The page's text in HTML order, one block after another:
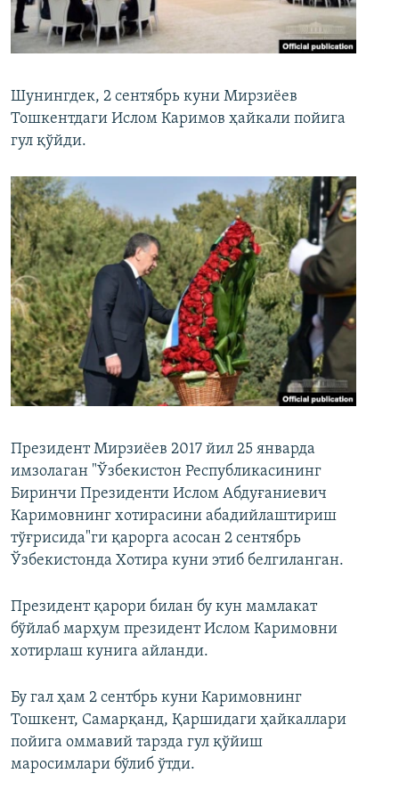
Шунингдек, 2 сентябрь куни Мирзиёев
Тошкентдаги Ислом Каримов ҳайкали пойига
гул қўйди.
Президент Мирзиёев 2017 йил 25 январда
имзолаган "Ўзбекистон Республикасининг
Биринчи Президенти Ислом Абдуғаниевич
Каримовнинг хотирасини абадийлаштириш
тўғрисида"ги қарорга асосан 2 сентябрь
Ўзбекистонда Хотира куни этиб белгиланган.
Президент қарори билан бу кун мамлакат
бўйлаб марҳум президент Ислом Каримовни
хотирлаш кунига айланди.
Бу гал ҳам 2 сентбрь куни Каримовнинг
Тошкент, Самарқанд, Қаршидаги ҳайкаллари
пойига оммавий тарзда гул қўйиш
маросимлари бўлиб ўтди.